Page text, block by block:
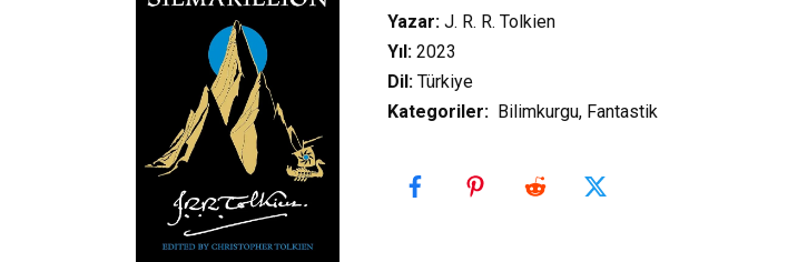
Yazar: J. R. R. Tolkien
Yıl: 2023
Dil: Türkiye
Kategoriler: Bilimkurgu, Fantastik